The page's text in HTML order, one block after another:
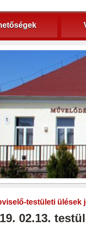
testületi ülések
02.13.